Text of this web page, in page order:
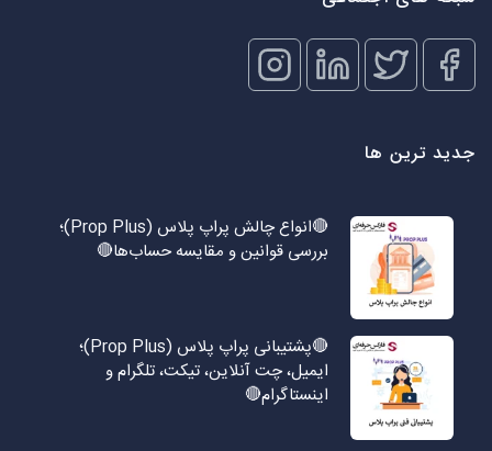
جدید ترین ها
🔴انواع چالش پراپ پلاس (Prop Plus)؛
بررسی قوانین و مقایسه حساب‌ها🔴
🔴پشتیبانی پراپ پلاس (Prop Plus)؛
ایمیل، چت آنلاین، تیکت، تلگرام و
اینستاگرام🔴